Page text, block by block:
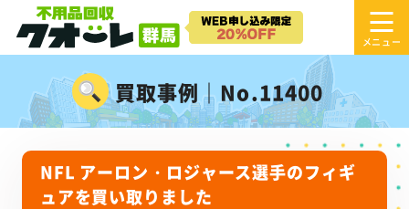
買取事例｜No.11400
NFL アーロン・ロジャース選手のフィギ
ュアを買い取りました